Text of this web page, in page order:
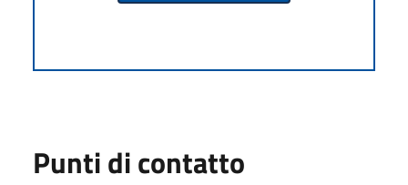
Punti di contatto